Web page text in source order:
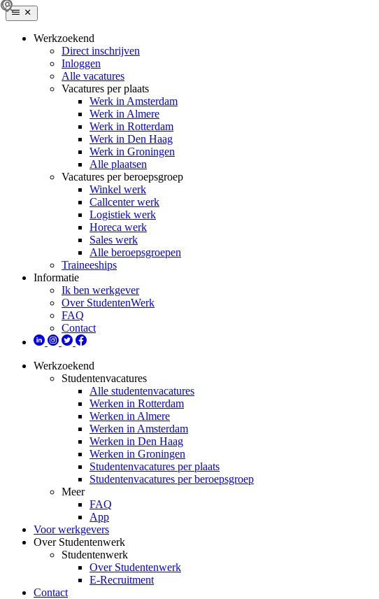
Werkzoekend
Direct inschrijven
Inloggen
Alle vacatures
Vacatures per plaats
Werk in Amsterdam
Werk in Almere
Werk in Rotterdam
Werk in Den Haag
Werk in Groningen
Alle plaatsen
Vacatures per beroepsgroep
Winkel werk
Callcenter werk
Logistiek werk
Horeca werk
Sales werk
Alle beroepsgroepen
Traineeships
Informatie
Ik ben werkgever
Over StudentenWerk
FAQ
Contact
Werkzoekend
Studentenvacatures
Alle studentenvacatures
Werken in Rotterdam
Werken in Almere
Werken in Amsterdam
Werken in Den Haag
Werken in Groningen
Studentenvacatures per plaats
Studentenvacatures per beroepsgroep
Meer
FAQ
App
Voor werkgevers
Over Studentenwerk
Studentenwerk
Over Studentenwerk
E-Recruitment
Contact